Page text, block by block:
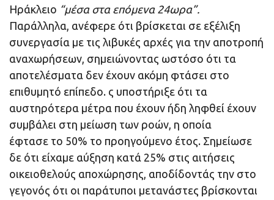
Ηράκλειο “μέσα στα επόμενα 24ωρα”.
Παράλληλα, ανέφερε ότι βρίσκεται σε εξέλιξη
συνεργασία με τις λιβυκές αρχές για την αποτροπή
αναχωρήσεων, σημειώνοντας ωστόσο ότι τα
αποτελέσματα δεν έχουν ακόμη φτάσει στο
επιθυμητό επίπεδο. ς υποστήριξε ότι τα
αυστηρότερα μέτρα που έχουν ήδη ληφθεί έχουν
συμβάλει στη μείωση των ροών, η οποία
έφτασε το 50% το προηγούμενο έτος. Σημείωσε
δε ότι είχαμε αύξηση κατά 25% στις αιτήσεις
οικειοθελούς αποχώρησης, αποδίδοντάς την στο
γεγονός ότι οι παράτυποι μετανάστες βρίσκονται